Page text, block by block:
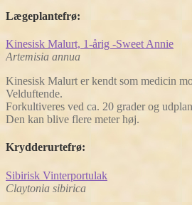
Lægeplantefrø:
Kinesisk Malurt, 1-årig -Sweet Annie
Artemisia annua
Kinesisk Malurt er kendt som medicin
Velduftende.
Forkultiveres ved ca. 20 grader og
Den kan blive flere meter høj.
Krydderurtefrø:
Sibirisk Vinterportulak
Claytonia sibirica